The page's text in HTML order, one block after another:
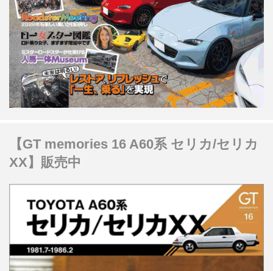
【GT memories 16 A60系 セリカ/セリカ
XX】販売中